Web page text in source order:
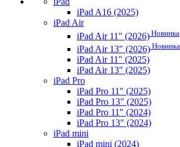
iPad A16 (2025)
iPad Air
iPad Air 11" (2026) Новинка
iPad Air 13" (2026) Новинка
iPad Air 11" (2025)
iPad Air 13" (2025)
iPad Pro
iPad Pro 11" (2025)
iPad Pro 13" (2025)
iPad Pro 11" (2024)
iPad Pro 13" (2024)
iPad mini
iPad mini (2024)